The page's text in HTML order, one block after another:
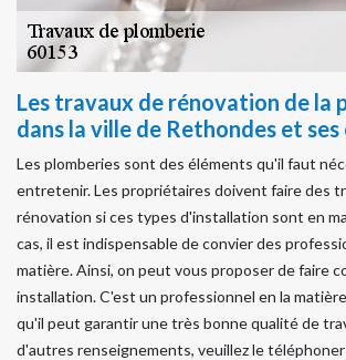
Les travaux de rénovation de la
dans la ville de Rethondes et
Les plomberies sont des éléments qu'il faut
entretenir. Les propriétaires doivent faire des
rénovation si ces types d'installation sont en
cas, il est indispensable de convier des
matière. Ainsi, on peut vous proposer de faire
installation. C'est un professionnel en la
qu'il peut garantir une très bonne qualité de
d'autres renseignements, veuillez le